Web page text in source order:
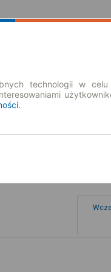
Toruń
technologii w celu
.